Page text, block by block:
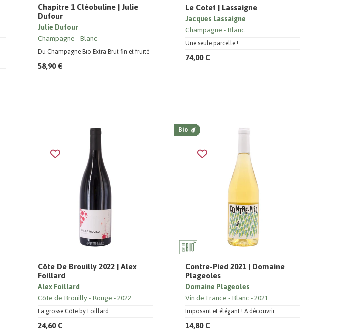
Chapitre 1 Cléobuline | Julie
Dufour
Du Champagne Bio Extra Brut fin et fruité
Julie Dufour
Champagne Blanc
58,90 €
Le Cotet | Lassaigne
Une seule parcelle !
Jacques Lassaigne
Champagne Blanc
74,00 €
Côte De Brouilly 2022 | Alex
Foillard
La grosse Côte by Foillard
Alex Foillard
Côte de Brouilly Rouge 2022
24,60 €
Bio
Contre-Pied 2021 | Domaine
Plageoles
Imposant et élégant ! A découvrir...
Domaine Plageoles
Vin de France Blanc 2021
14,80 €